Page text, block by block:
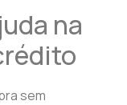
na
sem